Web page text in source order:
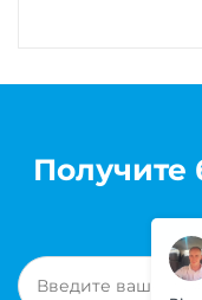
Получите